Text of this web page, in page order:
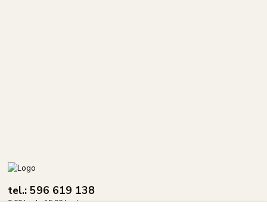
tel.: 596 619 138
9.00 hod - 15.00 hod.